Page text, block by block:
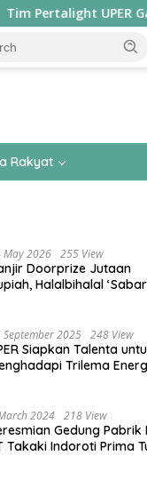
Gagas Solusi Hak
Rakyat
May 2026 255 View
Doorprize Jutaan
Halalbihalal ‘Sabar
September 2025 248 View
Siapkan Talenta
Trilema
30% di 2025
2024 218 View
Gedung Pabrik
Takaki Indoroti Prima